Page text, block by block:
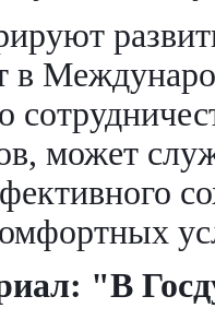
в
может
"В